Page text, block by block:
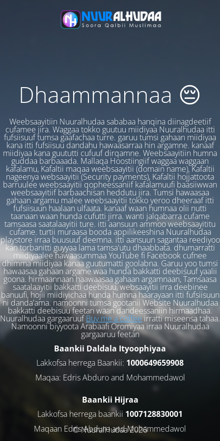
Dhaammannaa 😔
Weebsaayitiin Nuuralhudaa sababaa hanqina diinagdeetiif
cufamee jira. Waggaa tokko guutuu miidiyaa Nuuralhudaa itti
fufsiisuuf tumsa gaafachaa turre. garuu tumsi gahaan miidiyaa
kana itti fufsiisuu dandahu hawaasarraa hin argamne. kanaaf
miidiyaa kana guututti cufuuf dirqamne. Weebsaayitiin humna
guddaa barbaaada. Mallaqa Hoostiingiif waggaa waggaan
kafalamu, Kafaltii maqaa weebsaayitii (domain name), Kafaltii
nageenya websaayitii (Security payments), Kafaltii hojjattoota
barruulee weebsaayitii qopheessaniif kafalamuufi baasiiwwan
weebsaayitiif barbaachisan heddutu jira. Tumsi hawaasaa
gahaan argamu malee weebsaayitii tokko yeroo dheeraaf itti
fufsiisuun haalaan ulfaata. kanaaf waan humnaa olii nutti
taanaan waan hunda cufutti jirra. wanti jalqabarra cufame
tamsaasa saatalaayitii ture. itti aansuun ammoo weebsaayititu
cufame. turtii muraasa booda appilikeeshina Nuuralhudaa
playstore irraa buusuuf deemna. itti aansuun sagantaa reediyoo
kan torbanitti guyyaa lama tamsa'utu dhaabbata. dhumarratti
miidiyaalee hawaasummaa YouTube fi Facebook cufnee
dhimma miidiyaa kanaa guutumatti goolabna. Garuu yoo tumsi
hawaasaa gahaan argame waa hunda bakkatti deebisuuf yaalii
goona. hirmaannaan haawaasaa gahaan argamnaan, Tamsaasa
saatalaayitii bakkatti deebisuu, websaayitii irra deebinee
banuufi, hojii miidiyichaa hunda humna haarayaan itti fufsiisuun
ni danda'ama. namoonni tumsa gootanii Website Nuuralhudaa
bakkatti deebisuu feetan waan dandeessaniin hirmaadhaa.
Nuuralhudaa gargaaruufBuy me a coffeeirratti miseensa tahaa.
Namoonni biyyoota Arabaafi Oromiyaa irraa Nuuralhudaa
gargaaruu feetan
Baankii Daldala Ityoophiyaa
Lakkofsa herrega Baankii: 1000649659908
Maqaa: Edris Abduro and Mohammedawol
Baankii Hijraa
Lakkofsa herrega baankii 1007128830001
Maqaan Edris Abduro and Muhammedawol
© NuuralHudaa 2026